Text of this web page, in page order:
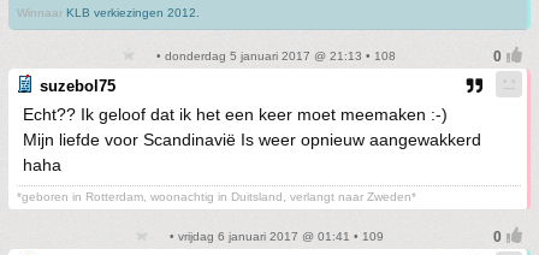
Winnaar KLB verkiezingen 2012.
• donderdag 5 januari 2017 @ 21:13 • 108
suzebol75
Echt?? Ik geloof dat ik het een keer moet meemaken :-)
Mijn liefde voor Scandinavië Is weer opnieuw aangewakkerd
haha
*geboren in Rotterdam, woonachtig in Duitsland, verlangt naar Zweden*
• vrijdag 6 januari 2017 @ 01:41 • 109